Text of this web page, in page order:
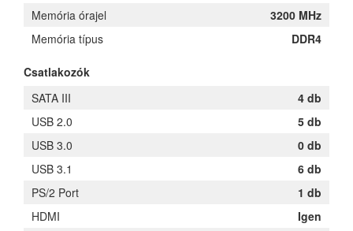
Memória órajel
3200 MHz
Memória típus
DDR4
Csatlakozók
SATA III
4 db
USB 2.0
5 db
USB 3.0
0 db
USB 3.1
6 db
PS/2 Port
1 db
HDMI
Igen